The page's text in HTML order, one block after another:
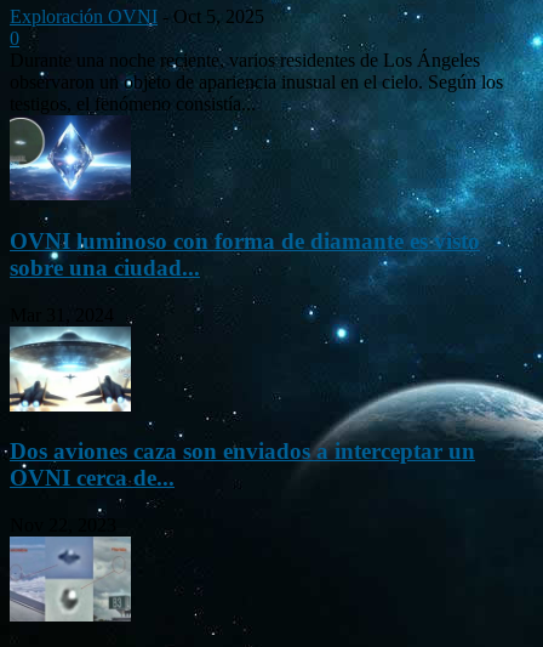
Exploración OVNI - Oct 5, 2025
0
Durante una noche reciente, varios residentes de Los Ángeles
observaron un objeto de apariencia inusual en el cielo. Según los
testigos, el fenómeno consistía...
OVNI luminoso con forma de diamante es visto
sobre una ciudad...
Dos aviones caza son enviados a interceptar un
OVNI cerca de...
Nov 22, 2023